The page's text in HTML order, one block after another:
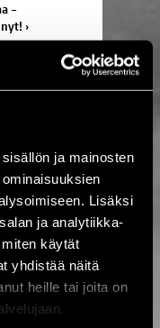
ja mainosten
Lisäksi
ja analytiikka-
käytät
yhdistää näitä
heille tai joita on
–
›